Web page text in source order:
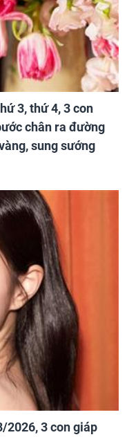
3, thứ 4, 3 con
chân ra đường
sung sướng
2026, 3 con giáp